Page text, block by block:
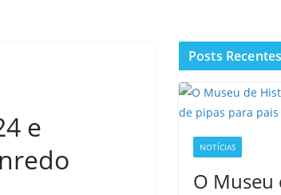
e
Posts Recentes
NOTÍCIAS
O Museu